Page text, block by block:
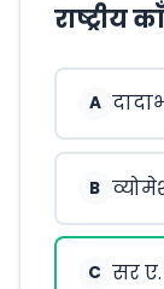
राष्ट्रीय
A
B
C सर